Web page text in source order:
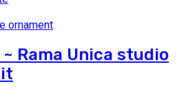
ornament
~ Rama Unica studio